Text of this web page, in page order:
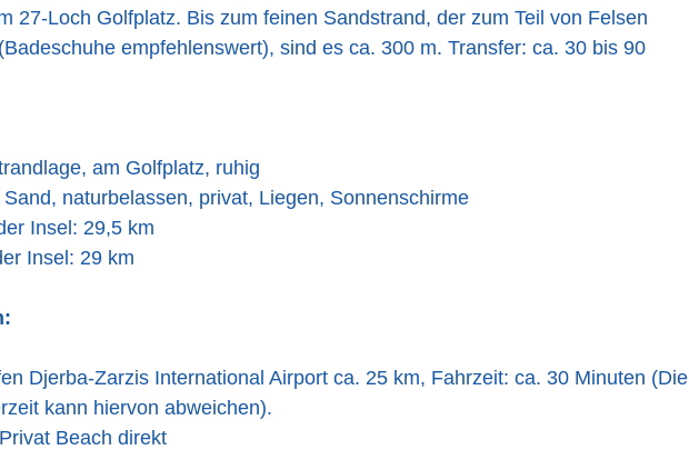
27-Loch Golfplatz. Bis zum feinen Sandstrand, der zum Teil von Felsen
empfehlenswert), sind es ca. 300 m. Transfer: ca. 30 bis 90
am Golfplatz, ruhig
Sand, naturbelassen, privat, Liegen, Sonnenschirme
Insel: 29,5 km
Insel: 29 km
Djerba-Zarzis International Airport ca. 25 km, Fahrzeit: ca. 30 Minuten (Die
kann hiervon abweichen).
Beach direkt